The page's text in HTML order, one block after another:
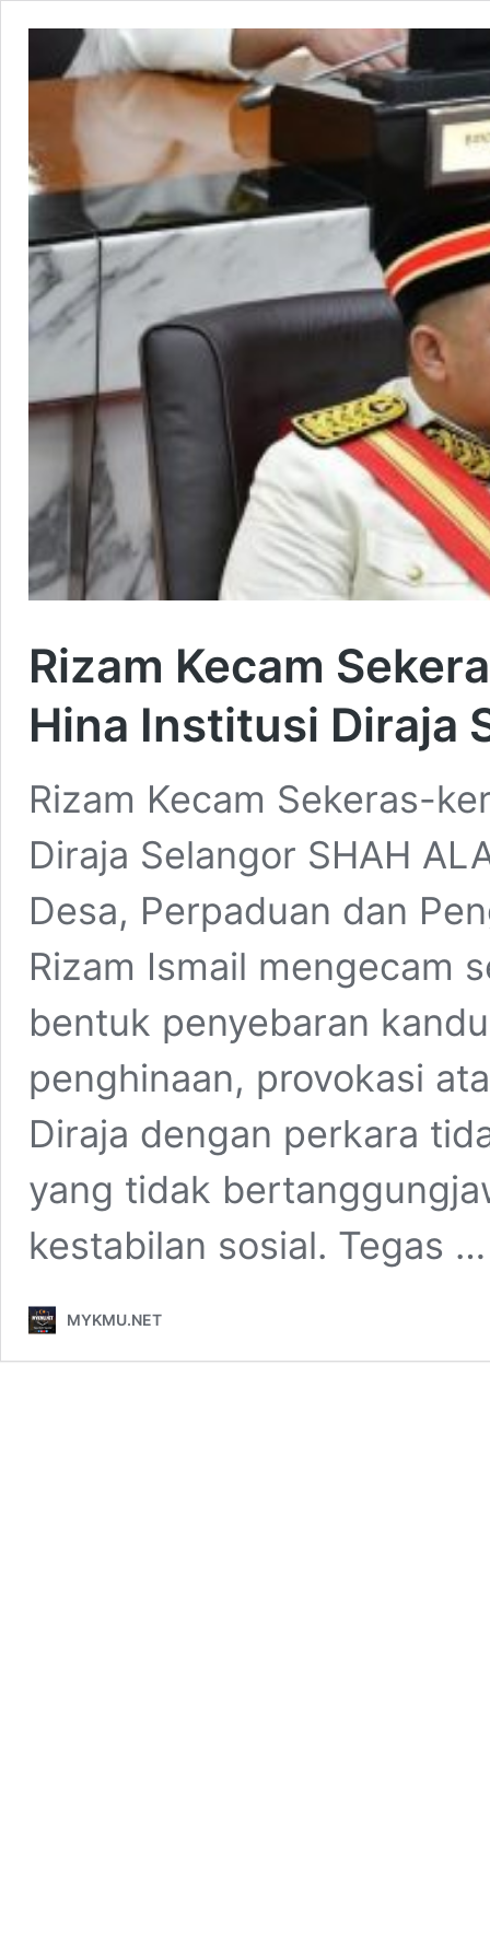
Rizam Kecam
Hina Institusi Diraja
Rizam Kecam Sekeras-
Diraja Selangor SHAH
Desa, Perpaduan dan
Rizam Ismail mengecam
bentuk penyebaran
penghinaan, provokasi
Diraja dengan perkara
yang tidak
kestabilan sosial. Tegas
MYKMU.NET